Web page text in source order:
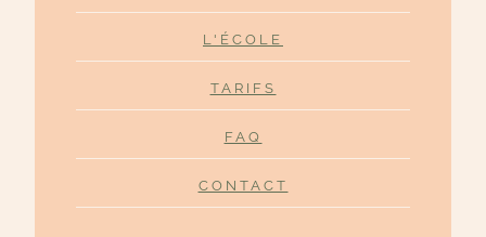
L'ÉCOLE
TARIFS
FAQ
CONTACT